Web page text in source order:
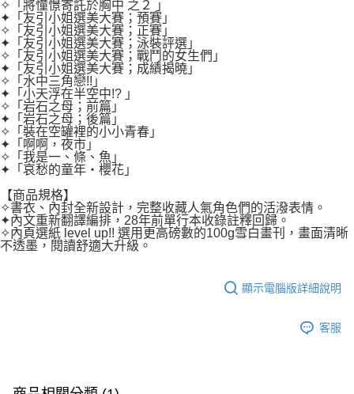
✧「將憧憬寄託於胸中 之２ 」
✦「友引小姐選美大賽；預賽」
✧「友引小姐選美大賽；正賽」
✦「友引小姐選美大賽；泳裝評選」
✧「友引小姐選美大賽；戰鬥的女生們」
✦「友引小姐選美大賽；成績揭曉」
✧「水中三角戀!!」
✦「小天浮在半空中!? 」
✧「岩石之母；前篇」
✦「岩石之母；後篇」
✧「裝在空罐裡的小小青春」
✦「啊啊，夜市」
✧「我是一、條、魚」
✦「哀愁的童年‧櫻花」
【商品規格】
✧書衣、內封全新設計，完整收藏人氣角色們的活潑表情。
✦內文重新翻譯編排，28年前單行本收錄註釋回歸。
✧內頁選紙 level up!! 選用更高磅數的100g雪白畫刊，畫面清晰
不透墨，閱讀舒適大升級。
顯示電腦版詳細說明
客服